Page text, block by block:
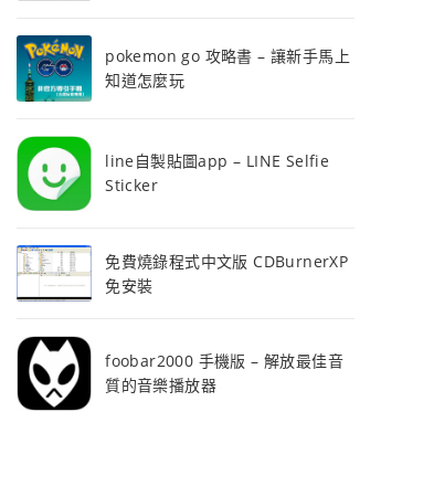
pokemon go 攻略書 – 讓新手馬上
知道怎麼玩
line自製貼圖app – LINE Selfie
Sticker
免費燒錄程式中文版 CDBurnerXP
免安裝
foobar2000 手機版 – 解放最佳音
質的音樂播放器